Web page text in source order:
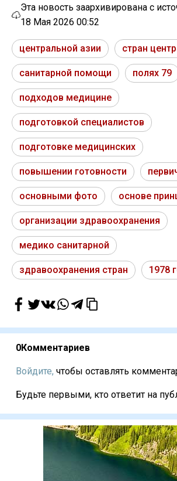
Эта новость заархивирована с
18 Мая 2026 00:52
центральной азии стран
санитарной помощи полях 79
подходов медицине
подготовкой специалистов
подготовке медицинских
повышении готовности
основными фото основе
организации здравоохранения
медико санитарной
здравоохранения стран 1978
0Комментариев
Войдите, чтобы оставлять
Будьте первыми, кто ответит на